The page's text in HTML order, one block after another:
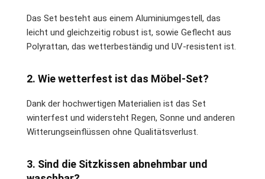
Das Set besteht aus einem Aluminiumgestell, das
leicht und gleichzeitig robust ist, sowie Geflecht aus
Polyrattan, das wetterbeständig und UV-resistent ist.
2. Wie wetterfest ist das Möbel-Set?
Dank der hochwertigen Materialien ist das Set
winterfest und widersteht Regen, Sonne und anderen
Witterungseinflüssen ohne Qualitätsverlust.
3. Sind die Sitzkissen abnehmbar und